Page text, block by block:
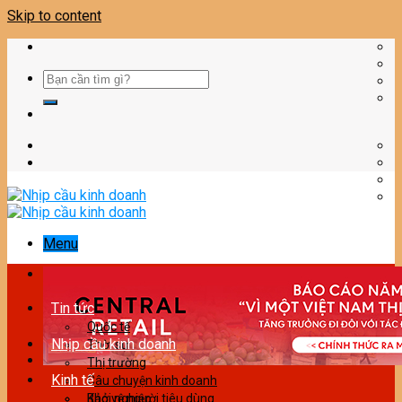
Skip to content
Menu
Tin tức
Quốc tế
Thời sự
Nhịp cầu kinh doanh
Thị trường
Câu chuyện kinh doanh
Bảo vệ người tiêu dùng
Kinh tế
Khởi nghiệp